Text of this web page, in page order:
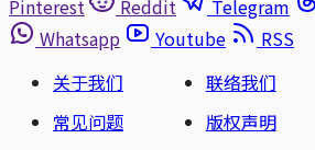
Pinterest
Reddit Telegram
Whatsapp
Youtube
RSS
关于我们
联络我们
常见问题
版权声明